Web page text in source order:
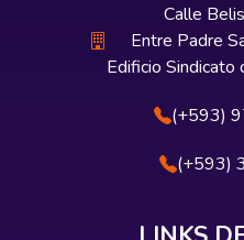
Calle
Entre Padre
Edificio
(+593)
(+593)